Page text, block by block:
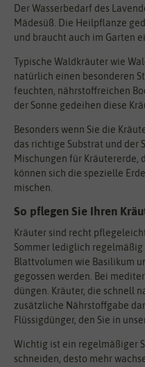
Der Wasserbedarf des
Mädesüß. Die Heilpflanze
und braucht auch im Garten
Typische Waldkräuter wie
natürlich einen besonderen
feuchten, nährstoffreichen
der Sonne gedeihen diese
Besonders wenn Sie die
das richtige Substrat und der
Mischungen für Kräutererde,
können sich die spezielle
mischen.
So pflegen Sie Ihren
Kräuter sind recht
Sommer lediglich regelmäßig
Blattvolumen wie Basilikum
gegossen werden. Bei
düngen. Kräuter, die schnell
zusätzliche Nährstoffgabe
Flüssigdünger, den Sie in
Wichtig ist ein regelmäßiger
schneiden, desto mehr